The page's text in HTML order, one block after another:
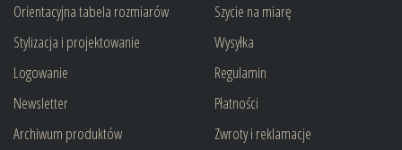
Orientacyjna tabela rozmiarów
Stylizacja i projektowanie
Logowanie
Newsletter
Archiwum produktów
Szycie na miarę
Wysyłka
Regulamin
Płatności
Zwroty i reklamacje